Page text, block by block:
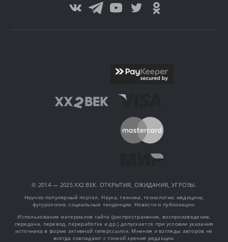
© 2014 — 2025 XX2 ВЕК. ОТКРЫТИЯ, ОЖИДАНИЯ, УГРОЗЫ.
Научно-популярный портал. Наука, техника, технологии, медицина,
футурология, социальные тенденции. Новости и публикации.
Использование материалов сайта (распространение, воспроизведение,
передача, перевод, переработка и др.) допускается при условии указания
источника в форме активной гиперссылки. Мнения и взгляды авторов не
всегда совпадают с точкой зрения редакции.